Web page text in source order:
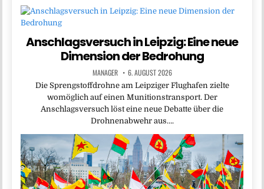
Anschlagsversuch in Leipzig: Eine neue
Dimension der Bedrohung
MANAGER 6. AUGUST 2026
Die Sprengstoffdrohne am Leipziger Flughafen zielte
womöglich auf einen Munitionstransport. Der
Anschlagsversuch löst eine neue Debatte über die
Drohnenabwehr aus….